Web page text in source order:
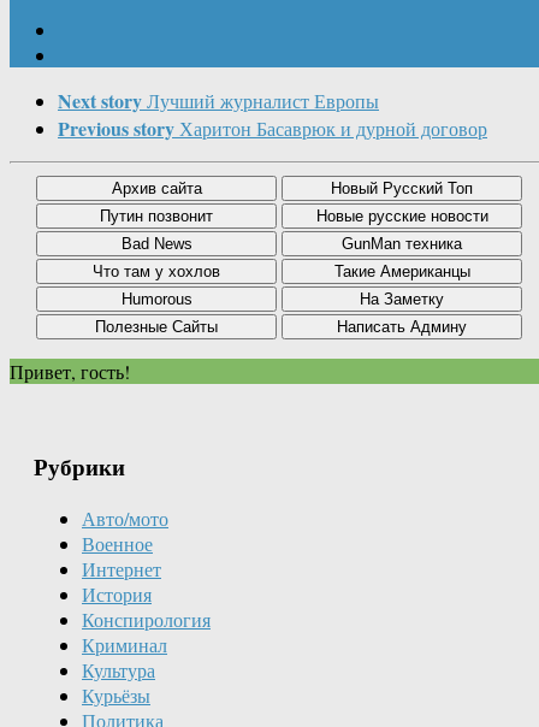
Next storyЛучший журналист Европы
Previous storyХаритон Басаврюк и дурной договор
Привет, гость!
Рубрики
Авто/мото
Военное
Интернет
История
Конспирология
Криминал
Культура
Курьёзы
Политика